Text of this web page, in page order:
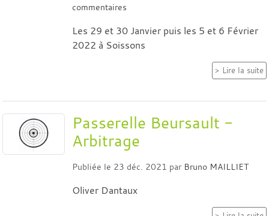
commentaires
Les 29 et 30 Janvier puis les 5 et 6 Février
2022 à Soissons
Lire la suite
Passerelle Beursault -
Arbitrage
Publiée le 23 déc. 2021 par Bruno MAILLIET
Oliver Dantaux